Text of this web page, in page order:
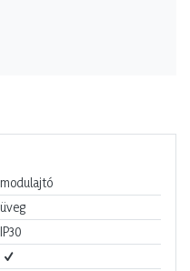
modulajtó
üveg
IP30